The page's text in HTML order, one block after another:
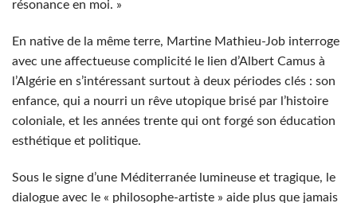
résonance en moi. »
En native de la même terre, Martine Mathieu-Job interroge
avec une affectueuse complicité le lien d’Albert Camus à
l’Algérie en s’intéressant surtout à deux périodes clés : son
enfance, qui a nourri un rêve utopique brisé par l’histoire
coloniale, et les années trente qui ont forgé son éducation
esthétique et politique.
Sous le signe d’une Méditerranée lumineuse et tragique, le
dialogue avec le « philosophe-artiste » aide plus que jamais